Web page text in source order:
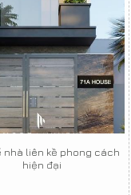
nhà liên kề phong cách
hiện đại